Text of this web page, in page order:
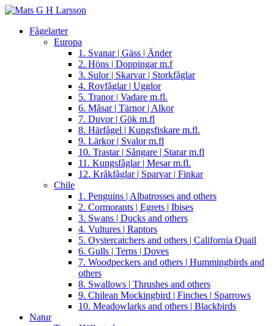
Fågelarter
Europa
1. Svanar | Gäss | Änder
2. Höns | Doppingar m.f
3. Sulor | Skarvar | Storkfåglar
4. Rovfåglar | Ugglor
5. Tranor | Vadare m.fl.
6. Måsar | Tärnor | Alkor
7. Duvor | Gök m.fl
8. Härfågel | Kungsfiskare m.fl.
9. Lärkor | Svalor m.fl
10. Trastar | Sångare | Starar m.fl
11. Kungsfåglar | Mesar m.fl.
12. Kråkfåglar | Sparvar | Finkar
Chile
1. Penguins | Albatrosses and others
2. Cormorants | Egrets | Ibises
3. Swans | Ducks and others
4. Vultures | Raptors
5. Oystercatchers and others | California Quail
6. Gulls | Terns | Doves
7. Woodpeckers and others | Hummingbirds and
others
8. Swallows | Thrushes and others
9. Chilean Mockingbird | Finches | Sparrows
10. Meadowlarks and others | Blackbirds
Natur